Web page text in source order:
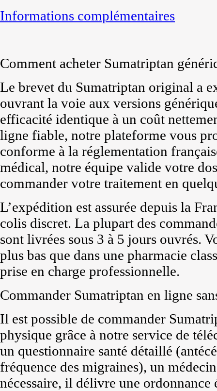
Informations complémentaires
Comment acheter Sumatriptan
Le brevet du Sumatriptan original a
ouvrant la voie aux versions
efficacité identique à un coût
ligne fiable, notre plateforme vous
conforme à la réglementation
médical, notre équipe valide votre
commander votre traitement en
L’expédition est assurée depuis la
colis discret. La plupart des
sont livrées sous 3 à 5 jours ouvrés.
plus bas que dans une pharmacie
prise en charge professionnelle.
Commander Sumatriptan en ligne
Il est possible de commander
physique grâce à notre service de
un questionnaire santé détaillé
fréquence des migraines), un
nécessaire, il délivre une ordonnance